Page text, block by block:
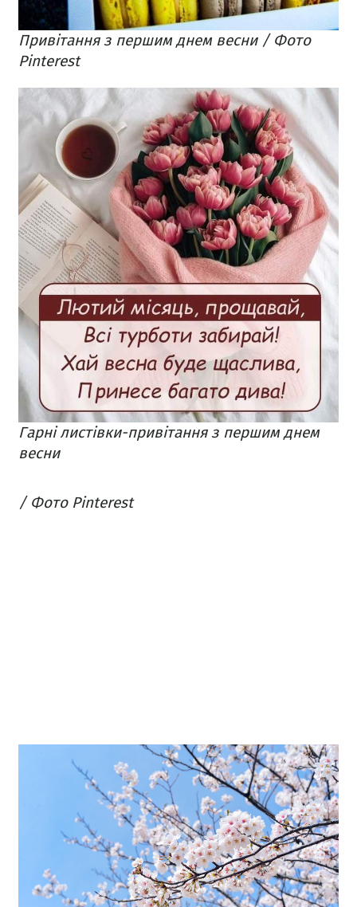
Привітання з першим днем весни / Фото
Pinterest
Гарні листівки-привітання з першим днем
весни
/ Фото Pinterest